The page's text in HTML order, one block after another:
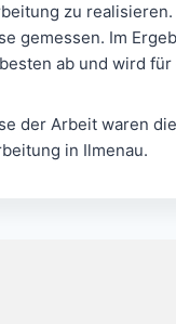
zu
gemessen. Im
ab und wird
der Arbeit waren
in Ilmenau.